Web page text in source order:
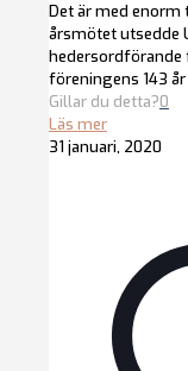
Det är med enorm
årsmötet utsedde
hedersordförande
föreningens 143
Gillar du detta?0
Läs mer
31 januari, 2020